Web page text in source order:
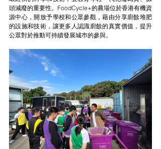
頭減廢的重要性。FoodCycle+的農場位於香港有機資
源中心，開放予學校和公眾參觀，藉由分享廚餘堆肥
的設施和技術，讓更多人認識廚餘的真實價值，提升
公眾對於推動可持續發展城巿的參與。